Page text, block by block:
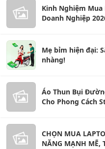
Kinh Nghiệm Mua
Doanh Nghiệp
Mẹ bỉm hiện đại:
nhàng!
Áo Thun Bụi
Cho Phong Cách
CHỌN MUA
NĂNG MẠNH MẼ,